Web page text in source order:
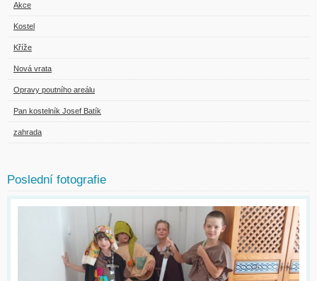
Akce
Kostel
Kříže
Nová vrata
Opravy poutního areálu
Pan kostelník Josef Batík
zahrada
Poslední fotografie